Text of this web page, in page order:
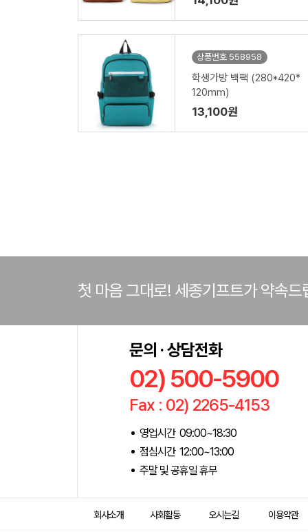
상품번호 558958
학생가방 백팩 (280*420*
120mm)
13,100원
첫 마음 그대로! 세종기프트가 약속드
문의 · 상담전화
02) 500-5900
Fax : 02) 2265-4153
영업시간 09:00~18:30
점심시간 12:00~13:00
주말 및 공휴일 휴무
회사소개 사회활동 오시는길 이용약관